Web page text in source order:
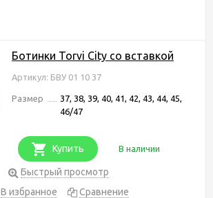
Ботинки Torvi City со вставкой
Артикул: БВУ 01 10 37
Размер
37, 38, 39, 40, 41, 42, 43, 44, 45,
46/47
Купить В наличии
Быстрый просмотр
В избранное
Сравнение